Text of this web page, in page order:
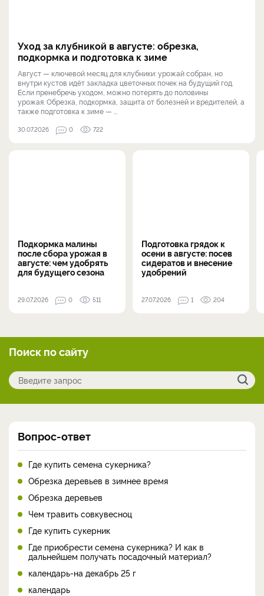
Уход за клубникой в августе: обрезка,
подкормка и подготовка к зиме
Август — ключевой месяц для клубники: урожай собран, но
внутри кустов идёт закладка цветочных почек на будущий год.
Если пренебречь уходом, можно потерять до половины
урожая. Обрезка, подкормка, защита от болезней и вредителей, а
также подготовка к зиме — ...
30.07.2026 0 722
Подкормка малины
после сбора урожая в
августе: чем удобрять
для будущего сезона
29.07.2026 0 511
Подготовка грядок к
осени в августе: посев
сидератов и внесение
удобрений
27.07.2026 1 204
Поиск по сайту
Вопрос-ответ
Где купить семена сукерника?
Обрезка деревьев в зимнее время
Обрезка деревьев
Чем травить совкувесноц
Где купить сукерник
Где приобрести семена сукерника? И как в
дальнейшем получать посадочный материал?
календарь-на декабрь 25 г
календарь